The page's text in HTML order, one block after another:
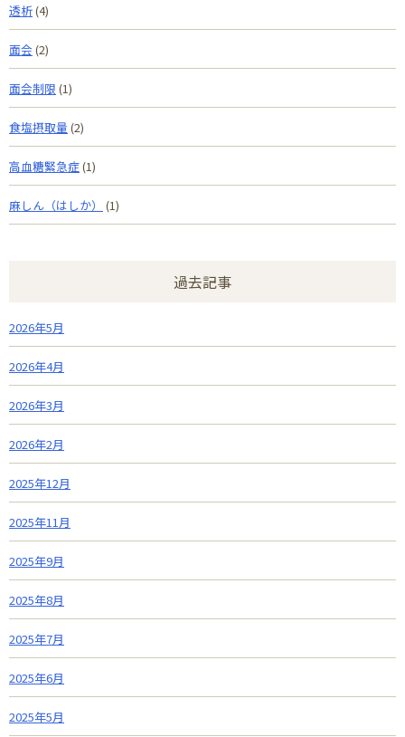
透析(4)
面会 (2)
面会制限 (1)
食塩摂取量 (2)
高血糖緊急症(1)
麻しん（はしか） (1)
過去記事
2026年5月
2026年4月
2026年3月
2026年2月
2025年12月
2025年11月
2025年9月
2025年8月
2025年7月
2025年6月
2025年5月